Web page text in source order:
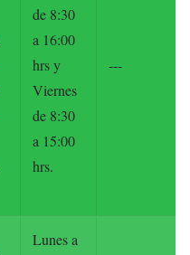
de 8:30
a 16:00
hrs y
Viernes
de 8:30
a 15:00
hrs.
---
Lunes a